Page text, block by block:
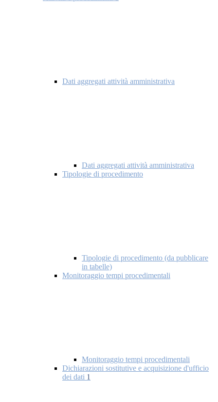
Dati aggregati attività amministrativa
Dati aggregati attività amministrativa
Tipologie di procedimento
Tipologie di procedimento (da pubblicare
in tabelle)
Monitoraggio tempi procedimentali
Monitoraggio tempi procedimentali
Dichiarazioni sostitutive e acquisizione d'ufficio
dei dati 1